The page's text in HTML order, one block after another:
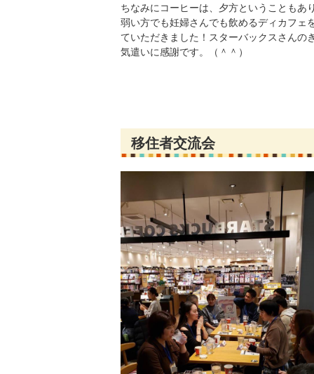
ちなみにコーヒーは、夕方ということもあ
弱い方でも妊婦さんでも飲めるディカフェ
ていただきました！スターバックスさんの
気遣いに感謝です。（＾＾）
移住者交流会